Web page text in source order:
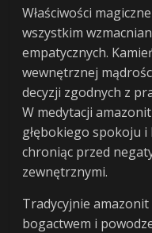
Właściwości
wszystkim
empatycznych.
wewnętrznej
decyzji zgodnych z
W medytacji
głębokiego spokoju
chroniąc przed
zewnętrznymi.
Tradycyjnie
bogactwem i